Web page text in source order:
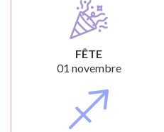
FÊTE
01 novembre